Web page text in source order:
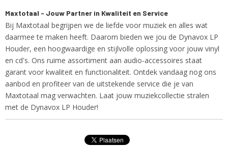
Maxtotaal - Jouw Partner in Kwaliteit en Service
Bij Maxtotaal begrijpen we de liefde voor muziek en alles wat
daarmee te maken heeft. Daarom bieden we jou de Dynavox LP
Houder, een hoogwaardige en stijlvolle oplossing voor jouw vinyl
en cd's. Ons ruime assortiment aan audio-accessoires staat
garant voor kwaliteit en functionaliteit. Ontdek vandaag nog ons
aanbod en profiteer van de uitstekende service die je van
Maxtotaal mag verwachten. Laat jouw muziekcollectie stralen
met de Dynavox LP Houder!